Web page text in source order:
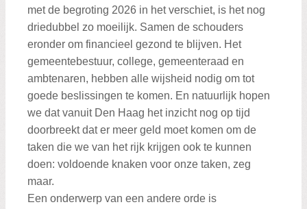
met de begroting 2026 in het verschiet, is het nog
driedubbel zo moeilijk. Samen de schouders
eronder om financieel gezond te blijven. Het
gemeentebestuur, college, gemeenteraad en
ambtenaren, hebben alle wijsheid nodig om tot
goede beslissingen te komen. En natuurlijk hopen
we dat vanuit Den Haag het inzicht nog op tijd
doorbreekt dat er meer geld moet komen om de
taken die we van het rijk krijgen ook te kunnen
doen: voldoende knaken voor onze taken, zeg
maar.
Een onderwerp van een andere orde is